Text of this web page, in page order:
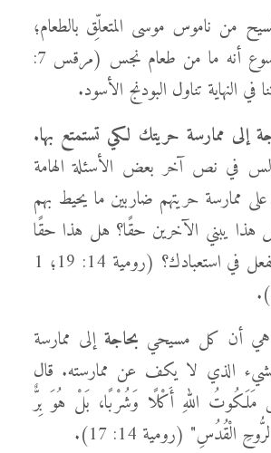
من ناموس موسى المتعلِّق بالطعام؛
لقد أعلن الرب يسوع أنه ما من طعام نجس (مرقس 7:
ممارسة حريتك لكي تستمتع بها.
في نص آخر بعض الأسئلة الهامة
ممارسة حريتهم ضاربين ما يحيط بهم
هذا يبني الآخرين حقًا؟ هل هذا حقًا
يحرِّرك أم يبدأ بالفعل في استعبادك؟ (رومية 14: 19؛ 1
هي أن كل مسيحي بحاجة إلى ممارسة
الذي لا يكف عن ممارسته. قال
اللهِ أَكْلًا وَشُرْبًا، بَلْ هُوَ بِرٌّ
الْقُدُسِ" (رومية 14: 17).